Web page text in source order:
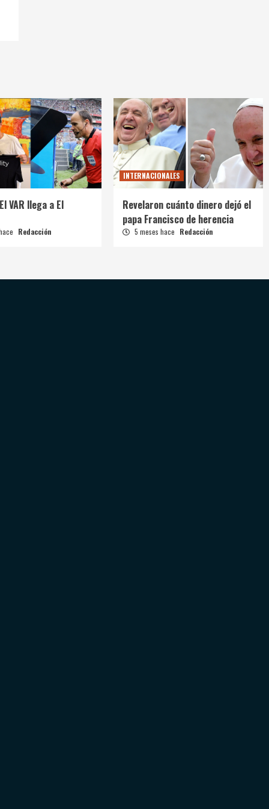
VAR llega a El
Redacción
INTERNACIONALES
Revelaron cuánto dinero dejó el
papa Francisco de herencia
5 meses hace Redacción